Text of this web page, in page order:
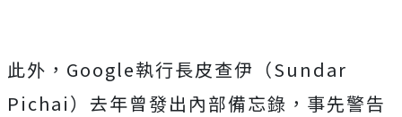
此外，Google執行長皮查伊（Sundar
Pichai）去年曾發出內部備忘錄，事先警告